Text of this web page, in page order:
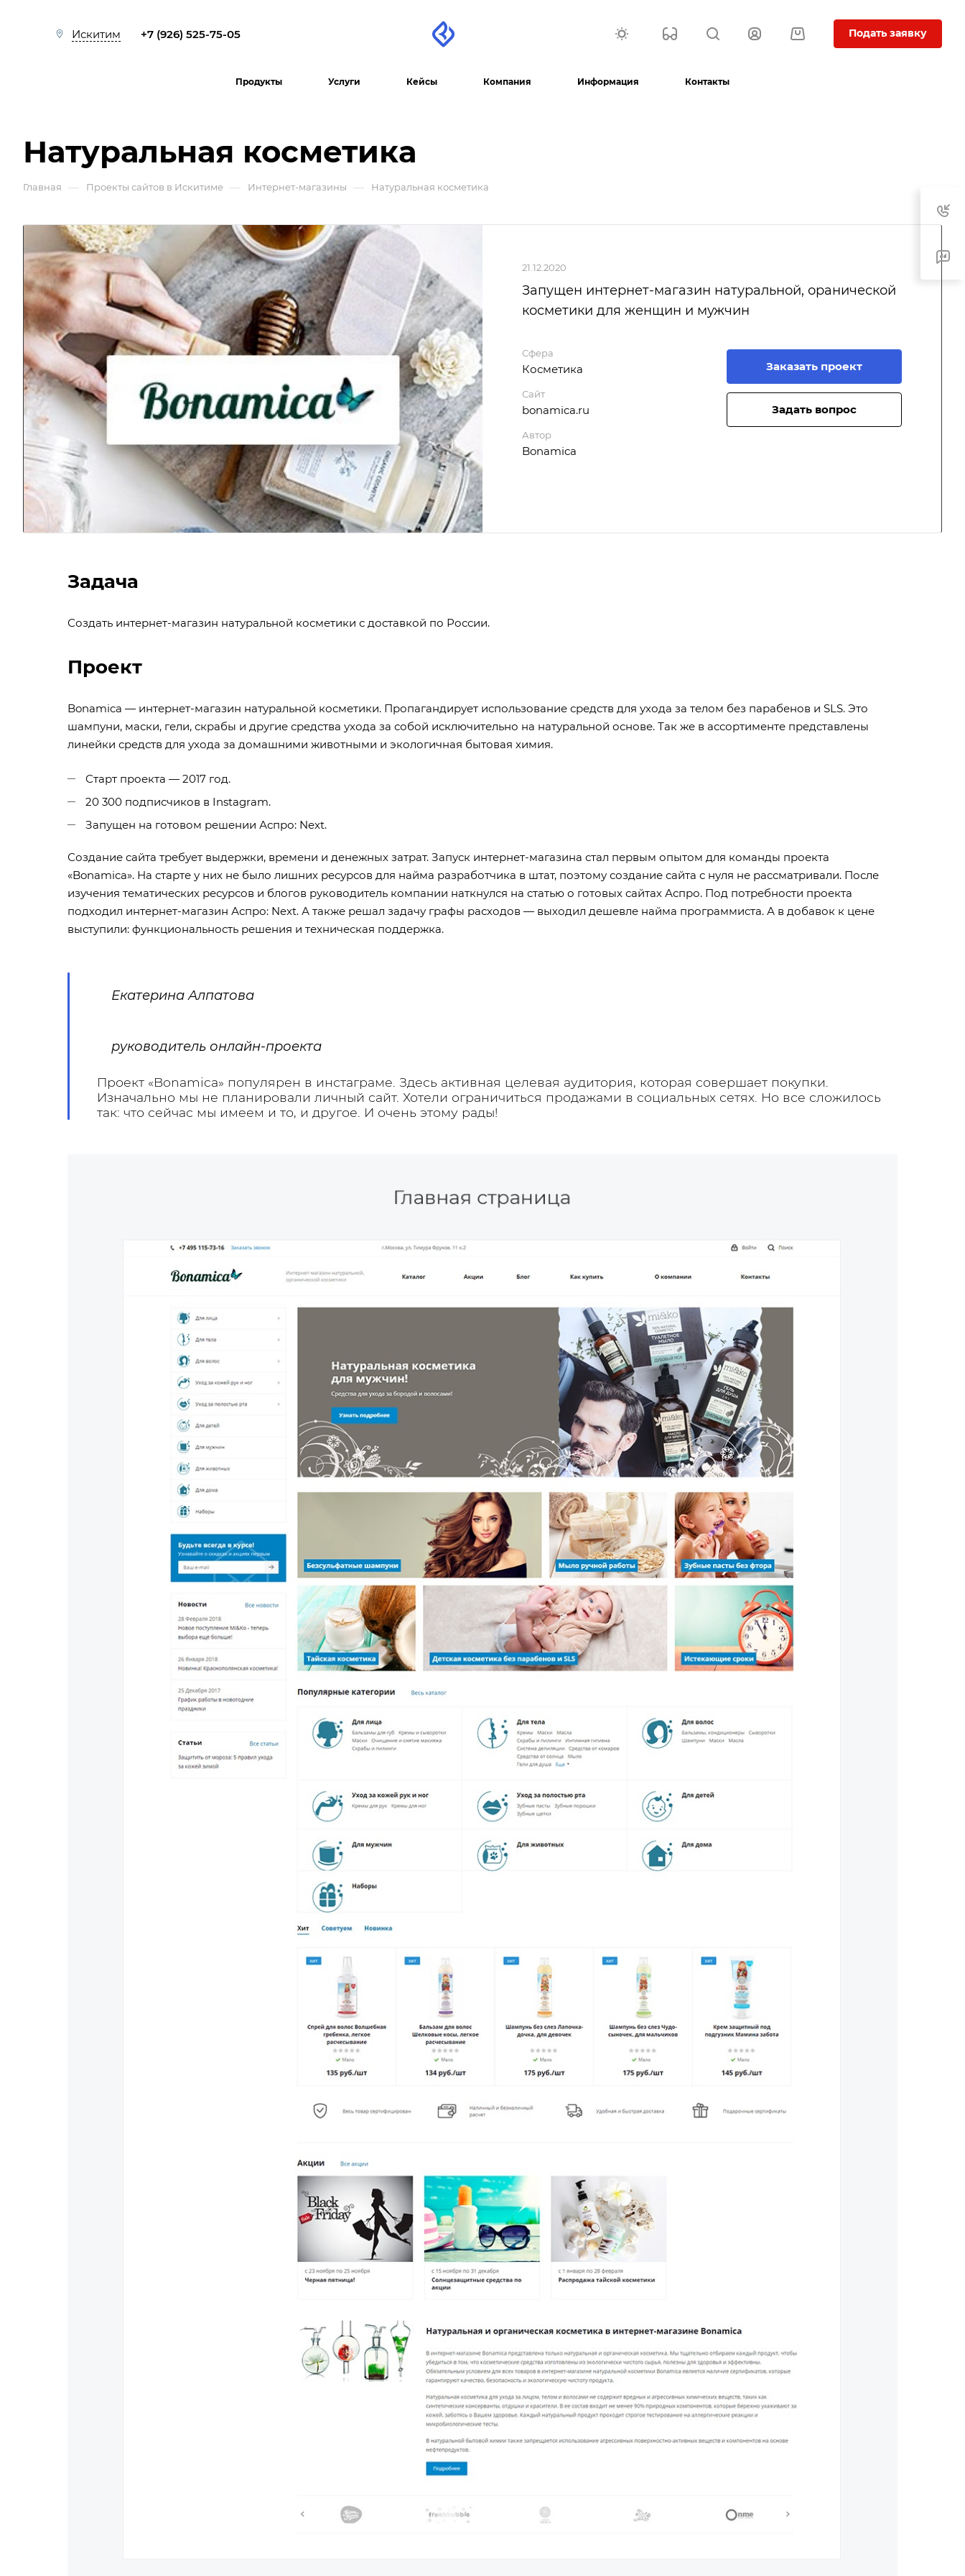
Искитим +7 (926) 525-75-05 Подать заявку
Продукты Услуги Кейсы Компания Информация Контакты
Натуральная косметика
Главная — Проекты сайтов в Искитиме — Интернет-магазины — Натуральная косметика
21.12.2020
Запущен интернет-магазин натуральной, оранической
косметики для женщин и мужчин
Сфера
Косметика
Сайт
bonamica.ru
Автор
Bonamica
Заказать проект
Задать вопрос
Задача
Создать интернет-магазин натуральной косметики с доставкой по России.
Проект
Bonamica — интернет-магазин натуральной косметики. Пропагандирует использование средств для ухода за телом без парабенов и SLS. Это
шампуни, маски, гели, скрабы и другие средства ухода за собой исключительно на натуральной основе. Так же в ассортименте представлены
линейки средств для ухода за домашними животными и экологичная бытовая химия.
Старт проекта — 2017 год.
20 300 подписчиков в Instagram.
Запущен на готовом решении Аспро: Next.
Создание сайта требует выдержки, времени и денежных затрат. Запуск интернет-магазина стал первым опытом для команды проекта
«Bonamica». На старте у них не было лишних ресурсов для найма разработчика в штат, поэтому создание сайта с нуля не рассматривали. После
изучения тематических ресурсов и блогов руководитель компании наткнулся на статью о готовых сайтах Аспро. Под потребности проекта
подходил интернет-магазин Аспро: Next. А также решал задачу графы расходов — выходил дешевле найма программиста. А в добавок к цене
выступили: функциональность решения и техническая поддержка.
Екатерина Алпатова
руководитель онлайн-проекта
Проект «Bonamica» популярен в инстаграме. Здесь активная целевая аудитория, которая совершает покупки.
Изначально мы не планировали личный сайт. Хотели ограничиться продажами в социальных сетях. Но все сложилось
так: что сейчас мы имеем и то, и другое. И очень этому рады!